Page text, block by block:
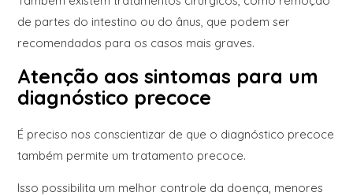
de partes do intestino ou do ânus, que podem ser
recomendados para os casos mais graves.
Atenção aos sintomas para um
diagnóstico precoce
É preciso nos conscientizar de que o diagnóstico precoce
também permite um tratamento precoce.
Isso possibilita um melhor controle da doença, menores